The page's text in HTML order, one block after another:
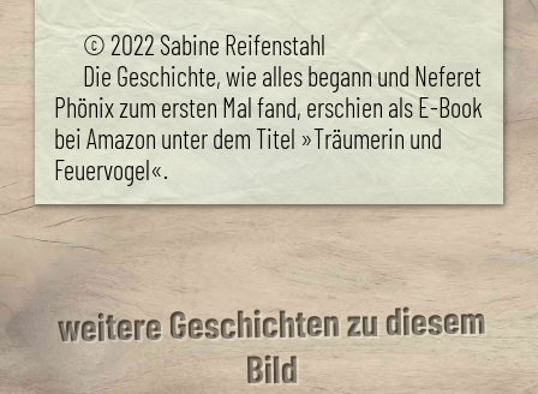
© 2022 Sabine Reifenstahl
Die Geschichte, wie alles begann und Neferet
Phönix zum ersten Mal fand, erschien als E-Book
bei Amazon unter dem Titel »Träumerin und
Feuervogel«.
weitere Geschichten zu diesem
Bild